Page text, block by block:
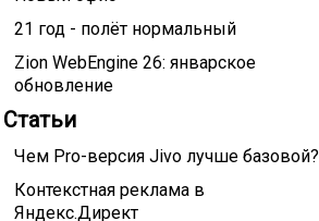
21 год - полёт нормальный
Zion WebEngine 26: январское
обновление
Статьи
Чем Pro-версия Jivo лучше базовой?
Контекстная реклама в
Яндекс.Директ